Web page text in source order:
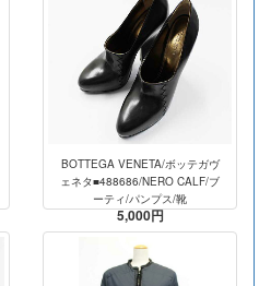
BOTTEGA VENETA/ボッテガヴ
ェネタ■488686/NERO CALF/ブ
ーティ/パンプス/靴
5,000円